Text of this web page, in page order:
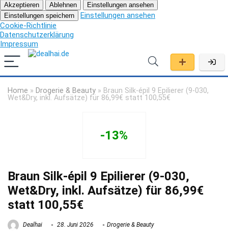
Akzeptieren Ablehnen
Einstellungen ansehen
Einstellungen speichern
Einstellungen ansehen
Cookie-Richtlinie
Datenschutzerklärung
Impressum
Home » Drogerie & Beauty » Braun Silk-épil 9 Epilierer (9-030,
Wet&Dry, inkl. Aufsätze) für 86,99€ statt 100,55€
-13%
Braun Silk-épil 9 Epilierer (9-030,
Wet&Dry, inkl. Aufsätze) für 86,99€
statt 100,55€
Dealhai 28. Juni 2026 Drogerie & Beauty